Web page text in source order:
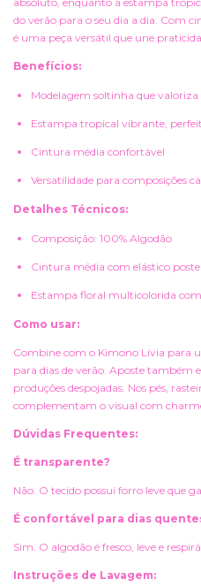
do verão para o seu dia a dia. Com
é uma peça versátil que une
Benefícios:
Modelagem soltinha que
Estampa tropical vibrante,
Cintura média confortável
Versatilidade para composições
Detalhes Técnicos:
Composição: 100% Algodão
Cintura média com elástico
Estampa floral multicolorida
Como usar:
Combine com o Kimono Lívia para
para dias de verão. Aposte também
produções despojadas. Nos pés,
complementam o visual com
Dúvidas Frequentes:
É transparente?
Não. O tecido possui forro leve que
É confortável para dias
Sim. O algodão é fresco, leve e
Instruções de Lavagem: